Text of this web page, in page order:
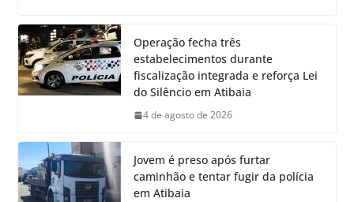
Operação fecha três
estabelecimentos durante
fiscalização integrada e reforça Lei
do Silêncio em Atibaia
4 de agosto de 2026
Jovem é preso após furtar
caminhão e tentar fugir da polícia
em Atibaia